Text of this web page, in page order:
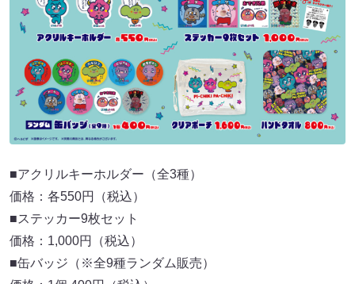
■アクリルキーホルダー（全3種）
価格：各550円（税込）
■ステッカー9枚セット
価格：1,000円（税込）
■缶バッジ（※全9種ランダム販売）